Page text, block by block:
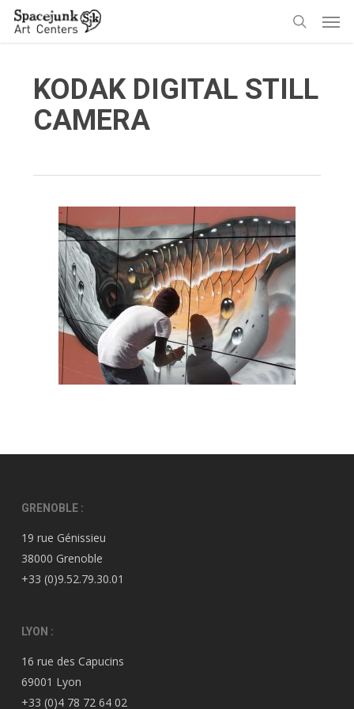
Skip
KODAK DIGITAL STILL
CAMERA
GRENOBLE :
19 rue Génissieu
38000 Grenoble
+33 (0)9.52.79.30.01
LYON :
16 rue des Capucins
69001 Lyon
+33 (0)4 78 72 64 02